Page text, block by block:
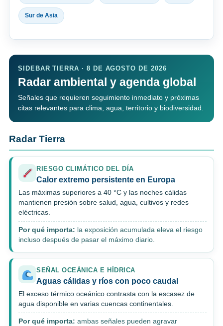
Sur de Asia
SIDEBAR TIERRA · 8 DE AGOSTO DE 2026
Radar ambiental y agenda global
Señales que requieren seguimiento inmediato y próximas
citas relevantes para clima, agua, territorio y biodiversidad.
Radar Tierra
RIESGO CLIMÁTICO DEL DÍA
Calor extremo persistente en Europa
Las máximas superiores a 40 °C y las noches cálidas
mantienen presión sobre salud, agua, cultivos y redes
eléctricas.
Por qué importa: la exposición acumulada eleva el riesgo
incluso después de pasar el máximo diario.
SEÑAL OCEÁNICA E HÍDRICA
Aguas cálidas y ríos con poco caudal
El exceso térmico oceánico contrasta con la escasez de
agua disponible en varias cuencas continentales.
Por qué importa: ambas señales pueden agravar